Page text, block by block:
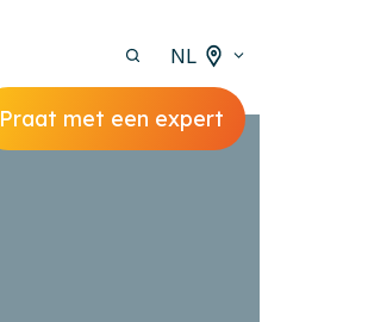
NL
Praat met een expert